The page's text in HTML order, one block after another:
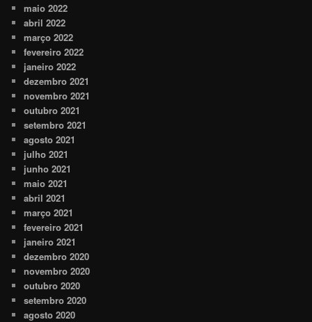
maio 2022
abril 2022
março 2022
fevereiro 2022
janeiro 2022
dezembro 2021
novembro 2021
outubro 2021
setembro 2021
agosto 2021
julho 2021
junho 2021
maio 2021
abril 2021
março 2021
fevereiro 2021
janeiro 2021
dezembro 2020
novembro 2020
outubro 2020
setembro 2020
agosto 2020